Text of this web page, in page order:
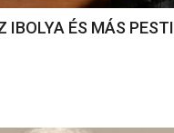
ÉS MÁS PESTI